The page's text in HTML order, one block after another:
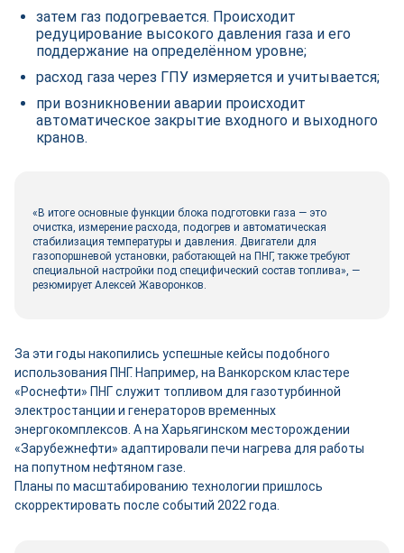
затем газ подогревается. Происходит
редуцирование высокого давления газа и его
поддержание на определённом уровне;
расход газа через ГПУ измеряется и учитывается;
при возникновении аварии происходит
автоматическое закрытие входного и выходного
кранов.
«В итоге основные функции блока подготовки газа — это
очистка, измерение расхода, подогрев и автоматическая
стабилизация температуры и давления. Двигатели для
газопоршневой установки, работающей на ПНГ, также требуют
специальной настройки под специфический состав топлива», —
резюмирует Алексей Жаворонков.
За эти годы накопились успешные кейсы подобного
использования ПНГ. Например, на Ванкорском кластере
«Роснефти» ПНГ служит топливом для газотурбинной
электростанции и генераторов временных
энергокомплексов. А на Харьягинском месторождении
«Зарубежнефти» адаптировали печи нагрева для работы
на попутном нефтяном газе.
Планы по масштабированию технологии пришлось
скорректировать после событий 2022 года.